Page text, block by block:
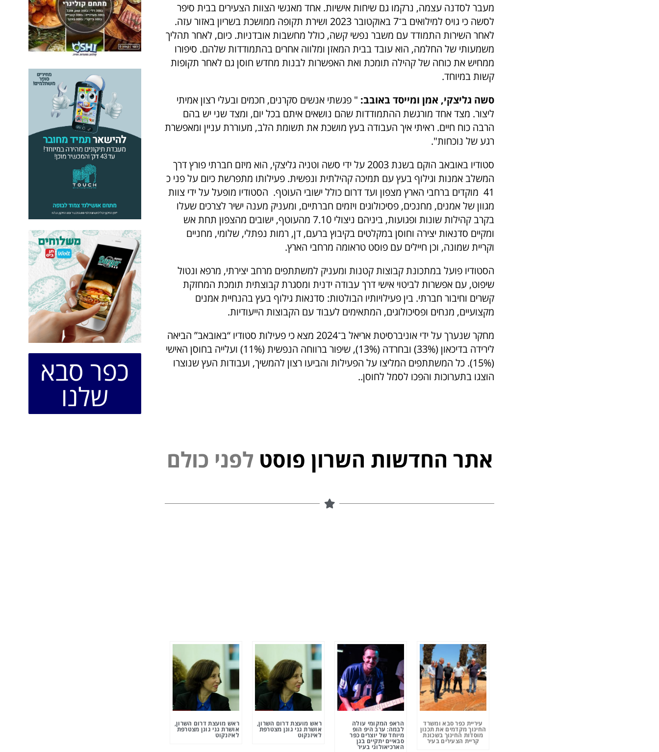
מעבר לסדנה עצמה, נרקמו גם שיחות אישיות. אחד מאנשי הצוות הצעירים בבית סיפר
לסשה כי גויס למילואים ב־7 באוקטובר 2023 ושירת תקופה ממושכת בשריון באזור עזה.
לאחר השירות התמודד עם משבר נפשי קשה, כולל מחשבות אובדניות. כיום, לאחר תהליך
משמעותי של החלמה, הוא עובד בבית המאזן ומלווה אחרים בהתמודדות שלהם. סיפורו
ממחיש את כוחה של קהילה תומכת ואת האפשרות לבנות מחדש חוסן גם לאחר תקופות
קשות במיוחד.
סשה גליצקי, אמן ומייסד באובב: " פגשתי אנשים סקרנים, חכמים ובעלי רצון אמיתי
ליצור. מצד אחד מורגשת ההתמודדות שהם נושאים איתם בכל יום, ומצד שני יש בהם
הרבה כוח חיים. ראיתי איך העבודה בעץ מושכת את תשומת הלב, מעוררת עניין ומאפשרת
רגע של נוכחות".
סטודיו באובאב הוקם בשנת 2003 על ידי סשה וטניה גליצקי, הוא מיזם חברתי פורץ דרך
המשלב אמנות וגילוף בעץ עם תמיכה קהילתית ונפשית. פעילותו מתפרשת כיום על פני כ
41 מוקדים ברחבי הארץ מצפון ועד דרום כולל ישובי העוטף. הסטודיו מופעל על ידי צוות
מגוון של אמנים, מחנכים, פסיכולוגים ויזמים חברתיים, ומעניק מענה ישיר לצרכים שעלו
בקרב קהילות שונות ופגועות, ביניהם ניצולי 7.10 מהעוטף, ישובים מהצפון תחת אש
ומקיים סדנאות יצירה וחוסן במקלטים בקיבוץ ברעם, דן, רמות נפתלי, שלומי, מחניים
וקריית שמונה, וכן חיילים עם פוסט טראומה מרחבי הארץ.
הסטודיו פועל במתכונת קבוצות קטנות ומעניק למשתתפים מרחב יצירתי, מרפא ונטול
שיפוט, עם אפשרות לביטוי אישי דרך עבודה ידנית ומסגרת קבוצתית תומכת המחזקת
קשרים וחיבור חברתי. בין פעילויותיו הבולטות: סדנאות גילוף בעץ בהנחיית אמנים
מקצועיים, מנחים ופסיכולוגים, המתאימים לעבוד עם הקבוצות הייעודיות.
מחקר שנערך על ידי אוניברסיטת אריאל ב־2024 מצא כי פעילות סטודיו “באובאב” הביאה
לירידה בדיכאון (33%) ובחרדה (13%), שיפור ברווחה הנפשית (11%) ועלייה בחוסן האישי
(15%). כל המשתתפים המליצו על הפעילות והביעו רצון להמשיך, ועבודות העץ שנוצרו
הוצגו בתערוכות והפכו לסמל לחוסן..
אתר החדשות השרון פוסט ל פני כולם
עיריית כפר סבא ומשרד
החינוך מקדמים את תכנון
מוסדות החינוך בשכונת
קריית הצעירים בעיר
הראפ המקומי עולה
לבמה: ערב היפ הופ
מיוחד של יוצרים כפר
סבאיים יתקיים בגן
הארכיאולוגי בעיר
ראש מועצת דרום השרון,
אושרת גני גונן מצטרפת
לאיזנקוט
ראש מועצת דרום השרון,
אושרת גני גונן מצטרפת
לאיזנקוט
כפר סבא
שלנו